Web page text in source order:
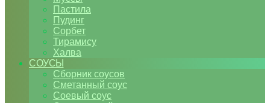
Пастила
Пудинг
Сорбет
Тирамису
Халва
СОУСЫ
Сборник соусов
Сметанный соус
Соевый соус